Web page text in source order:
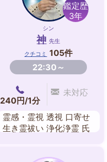
鑑定歴
3年
シン
神 先生
クチコミ
105件
22:30～
240円/1分
未対応
霊感・霊視 透視 口寄せ
生き霊祓い 浄化浄霊 氏